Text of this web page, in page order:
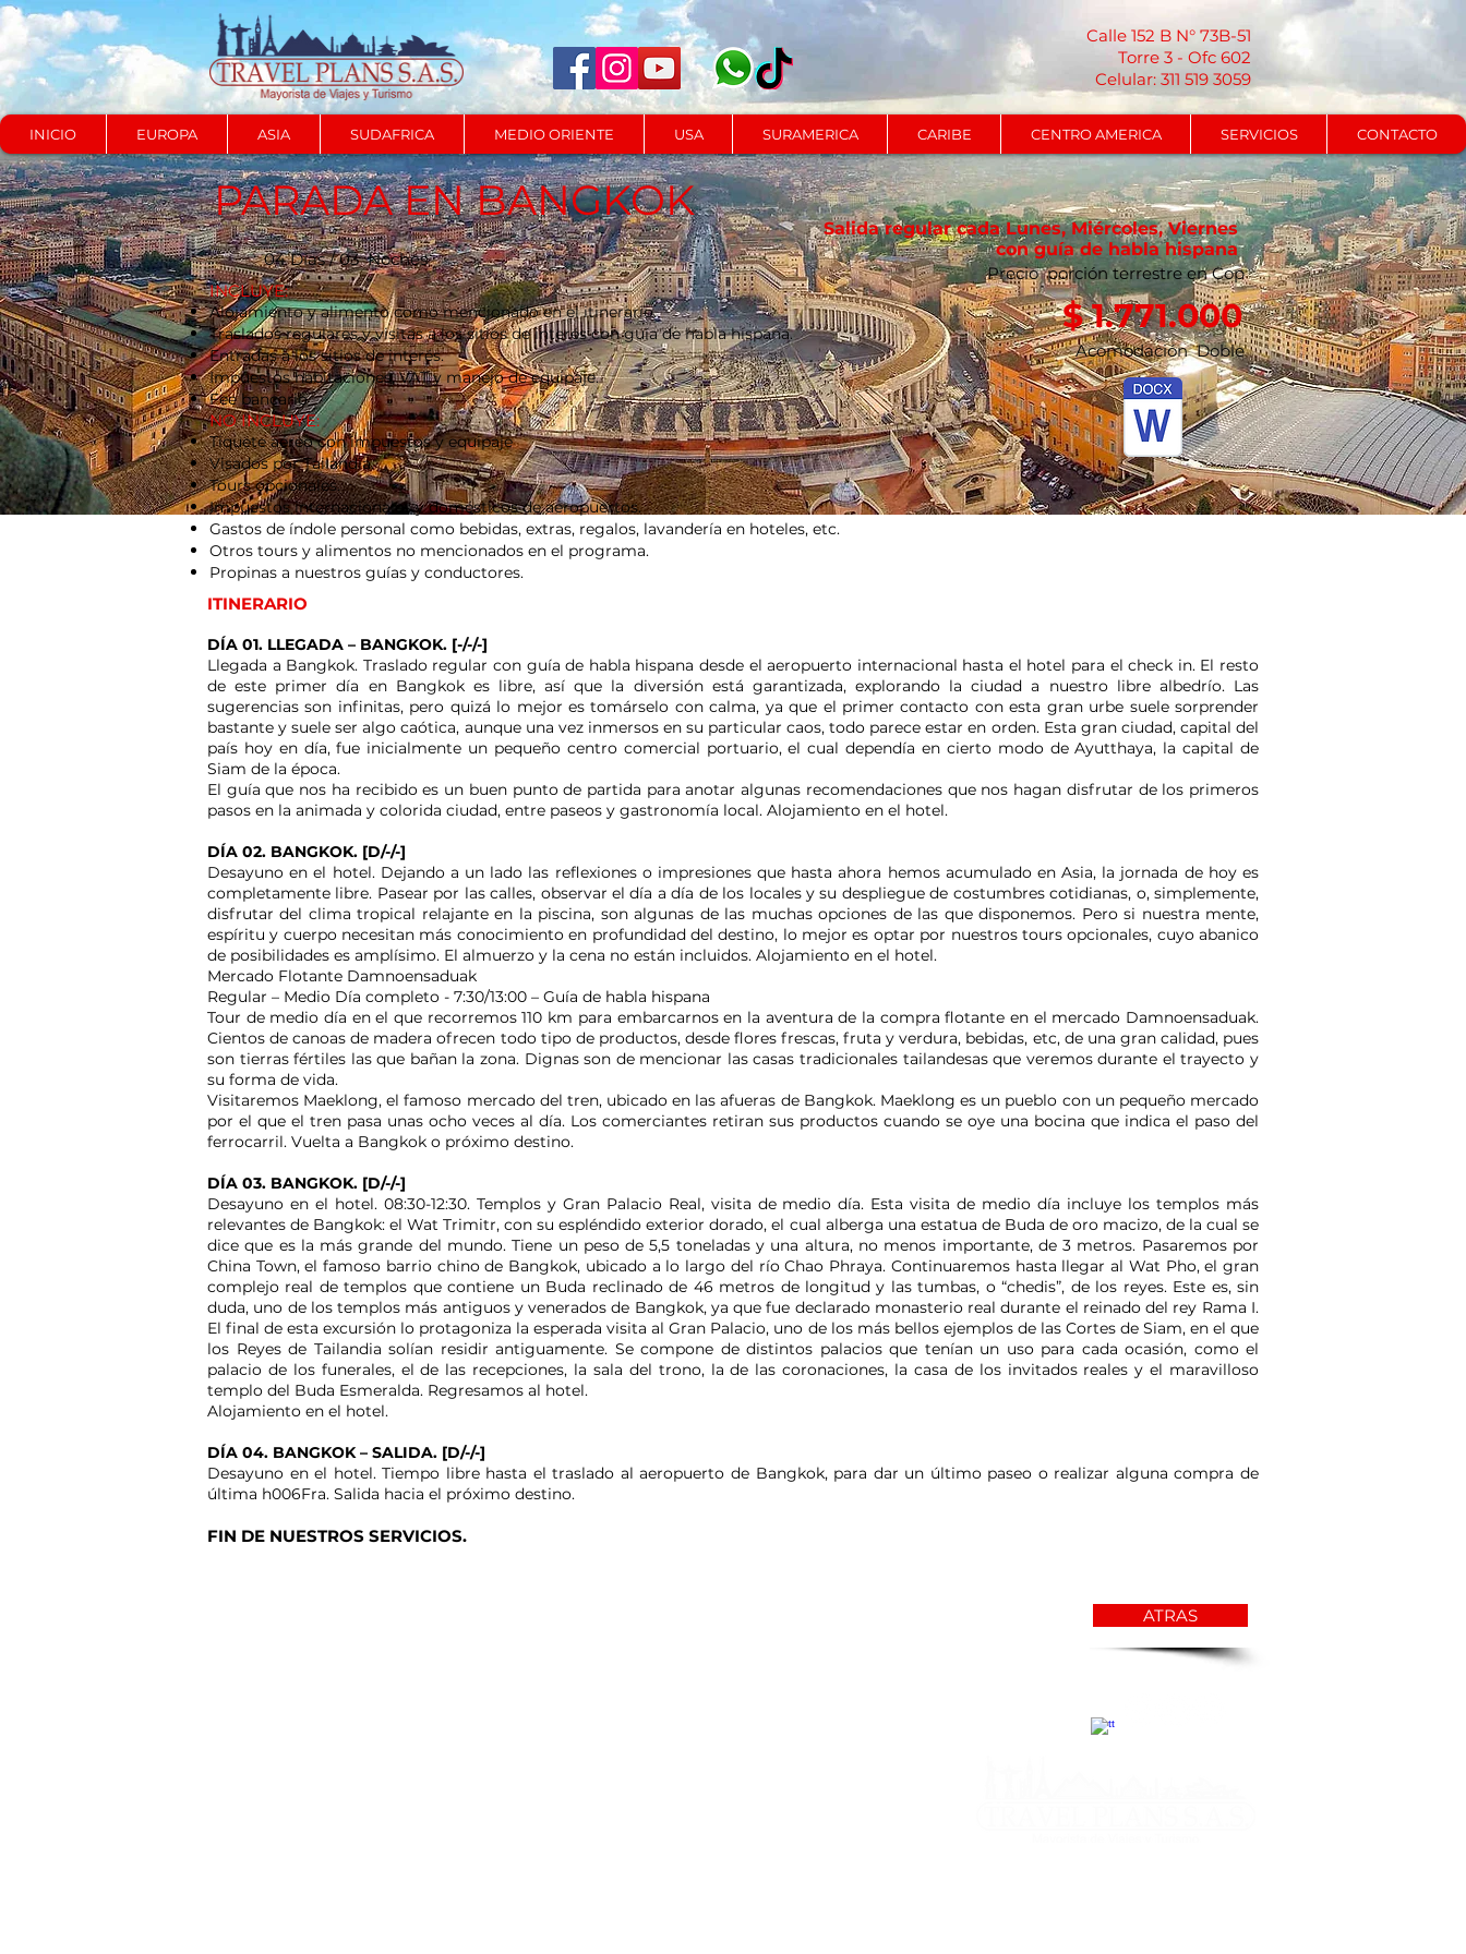
Calle 152 B N° 73B-51
Torre 3 - Ofc 602
Celular: 311 519 3059
INICIO EUROPA ASIA SUDAFRICA MEDIO ORIENTE USA SURAMERICA CARIBE CENTRO AMERICA SERVICIOS CONTACTO
PARADA EN BANGKOK
Salida regular cada Lunes, Miércoles, Viernes
con guía de habla hispana
04 Días / 03 Noches
Precio porción terrestre en Cop
​INCLUYE:
Alojamiento y alimento como mencionado en el itinerario.
Traslados regulares y visitas a los sitios de interés con guía de habla hispana.
Entradas a los sitios de interés.
Impuestos habitaciones, VAT y manejo de equipaje.
Fee bancario
NO INCLUYE:
Tiquete aéreo con impuestos y equipaje
Visados por Tailandia.
Tours opcionales.
Impuestos internacionales y domésticos de aeropuertos.
Gastos de índole personal como bebidas, extras, regalos, lavandería en hoteles, etc.
Otros tours y alimentos no mencionados en el programa.
Propinas a nuestros guías y conductores.
$ 1.771.000
Acomodación Doble
ITINERARIO
DÍA 01. LLEGADA – BANGKOK. [-/-/-]
Llegada a Bangkok. Traslado regular con guía de habla hispana desde el aeropuerto internacional hasta el hotel para el check in. El resto
de este primer día en Bangkok es libre, así que la diversión está garantizada, explorando la ciudad a nuestro libre albedrío. Las
sugerencias son infinitas, pero quizá lo mejor es tomárselo con calma, ya que el primer contacto con esta gran urbe suele sorprender
bastante y suele ser algo caótica, aunque una vez inmersos en su particular caos, todo parece estar en orden. Esta gran ciudad, capital del
país hoy en día, fue inicialmente un pequeño centro comercial portuario, el cual dependía en cierto modo de Ayutthaya, la capital de
Siam de la época.
El guía que nos ha recibido es un buen punto de partida para anotar algunas recomendaciones que nos hagan disfrutar de los primeros
pasos en la animada y colorida ciudad, entre paseos y gastronomía local. Alojamiento en el hotel.
DÍA 02. BANGKOK. [D/-/-]
Desayuno en el hotel. Dejando a un lado las reflexiones o impresiones que hasta ahora hemos acumulado en Asia, la jornada de hoy es
completamente libre. Pasear por las calles, observar el día a día de los locales y su despliegue de costumbres cotidianas, o, simplemente,
disfrutar del clima tropical relajante en la piscina, son algunas de las muchas opciones de las que disponemos. Pero si nuestra mente,
espíritu y cuerpo necesitan más conocimiento en profundidad del destino, lo mejor es optar por nuestros tours opcionales, cuyo abanico
de posibilidades es amplísimo. El almuerzo y la cena no están incluidos. Alojamiento en el hotel.
Mercado Flotante Damnoensaduak
Regular – Medio Día completo - 7:30/13:00 – Guía de habla hispana
Tour de medio día en el que recorremos 110 km para embarcarnos en la aventura de la compra flotante en el mercado Damnoensaduak.
Cientos de canoas de madera ofrecen todo tipo de productos, desde flores frescas, fruta y verdura, bebidas, etc, de una gran calidad, pues
son tierras fértiles las que bañan la zona. Dignas son de mencionar las casas tradicionales tailandesas que veremos durante el trayecto y
su forma de vida.
Visitaremos Maeklong, el famoso mercado del tren, ubicado en las afueras de Bangkok. Maeklong es un pueblo con un pequeño mercado
por el que el tren pasa unas ocho veces al día. Los comerciantes retiran sus productos cuando se oye una bocina que indica el paso del
ferrocarril. Vuelta a Bangkok o próximo destino.
DÍA 03. BANGKOK. [D/-/-]
Desayuno en el hotel. 08:30-12:30. Templos y Gran Palacio Real, visita de medio día. Esta visita de medio día incluye los templos más
relevantes de Bangkok: el Wat Trimitr, con su espléndido exterior dorado, el cual alberga una estatua de Buda de oro macizo, de la cual se
dice que es la más grande del mundo. Tiene un peso de 5,5 toneladas y una altura, no menos importante, de 3 metros. Pasaremos por
China Town, el famoso barrio chino de Bangkok, ubicado a lo largo del río Chao Phraya. Continuaremos hasta llegar al Wat Pho, el gran
complejo real de templos que contiene un Buda reclinado de 46 metros de longitud y las tumbas, o “chedis”, de los reyes. Este es, sin
duda, uno de los templos más antiguos y venerados de Bangkok, ya que fue declarado monasterio real durante el reinado del rey Rama I.
El final de esta excursión lo protagoniza la esperada visita al Gran Palacio, uno de los más bellos ejemplos de las Cortes de Siam, en el que
los Reyes de Tailandia solían residir antiguamente. Se compone de distintos palacios que tenían un uso para cada ocasión, como el
palacio de los funerales, el de las recepciones, la sala del trono, la de las coronaciones, la casa de los invitados reales y el maravilloso
templo del Buda Esmeralda. Regresamos al hotel.
Alojamiento en el hotel.
DÍA 04. BANGKOK – SALIDA. [D/-/-]
Desayuno en el hotel. Tiempo libre hasta el traslado al aeropuerto de Bangkok, para dar un último paseo o realizar alguna compra de
última h006Fra. Salida hacia el próximo destino.
FIN DE NUESTROS SERVICIOS.
ATRAS